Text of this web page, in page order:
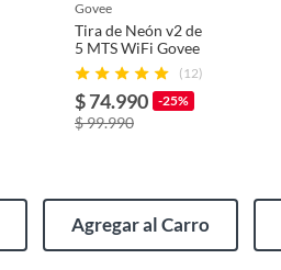
govee
Tira de Neón v2 de
5 MTS WiFi Govee
(12)
$ 74.990 -25%
$ 99.990
Agregar al Carro